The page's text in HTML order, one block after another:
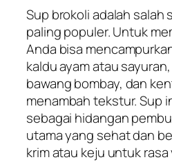
Sup brokoli adalah salah
paling populer. Untuk
Anda bisa
kaldu ayam atau
bawang bombay, dan
menambah tekstur. Sup
sebagai hidangan
utama yang sehat dan
krim atau keju untuk